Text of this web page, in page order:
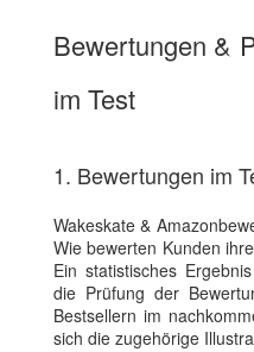
Bewertungen &
im Test
1. Bewertungen im
Wakeskate &
Wie bewerten Kunden
Ein statistisches
die Prüfung der
Bestsellern im
sich die zugehörige